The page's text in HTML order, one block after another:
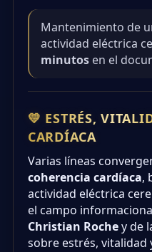
Mantenimiento de
actividad eléctrica
minutos en el
💛 ESTRÉS,
CARDÍACA
Varias líneas
coherencia cardíaca,
actividad eléctrica
el campo
Christian Rochey de
sobre estrés, vitalidad